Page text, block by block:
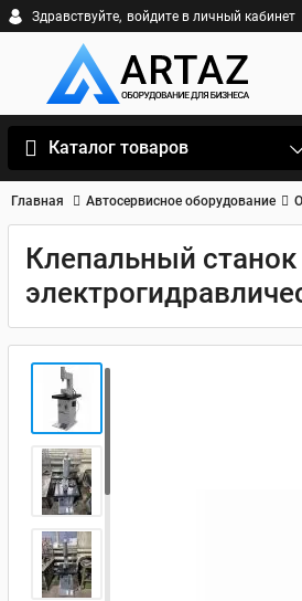
Здравствуйте, войдите в личный кабинет
Каталог товаров
Главная Автосервисное оборудование
Клепальный